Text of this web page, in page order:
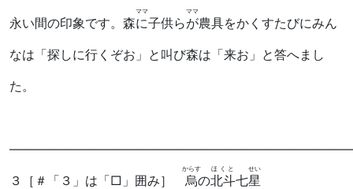
永い間の印象です。森に
ママ
子供らが
ママ
農具をかくすたびにみん
なは「探しに行くぞお」と叫び森は「来お」と答へまし
た。
３
［＃「３」は「□」囲み］ 烏
からす
の北斗
ほくと
七星
せい